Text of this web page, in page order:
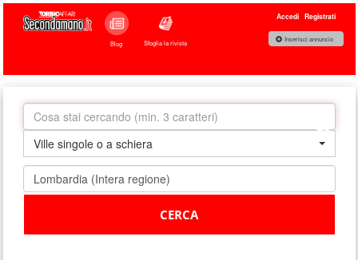
Blog Sfoglia la rivista
Accedi Registrati
Inserisci annuncio
Ville singole o a schiera